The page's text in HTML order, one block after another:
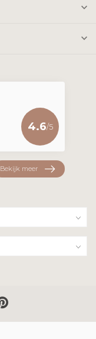
4.6/5
Bekijk meer